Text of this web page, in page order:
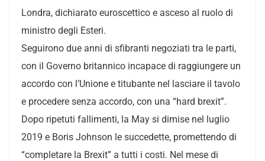
Londra, dichiarato euroscettico e asceso al ruolo di
ministro degli Esteri.
Seguirono due anni di sfibranti negoziati tra le parti,
con il Governo britannico incapace di raggiungere un
accordo con l’Unione e titubante nel lasciare il tavolo
e procedere senza accordo, con una “hard brexit”.
Dopo ripetuti fallimenti, la May si dimise nel luglio
2019 e Boris Johnson le succedette, promettendo di
“completare la Brexit” a tutti i costi. Nel mese di